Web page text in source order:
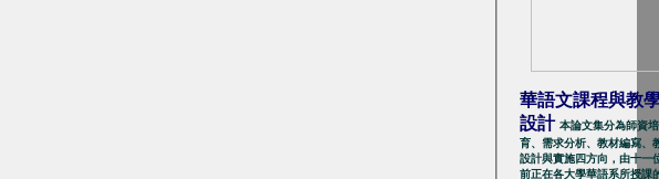
華語文課程與教
設計 本論文集分為師資培
育、需求分析、教材編寫、
設計與實施四方向，由十一
前正在各大學華語系所授課